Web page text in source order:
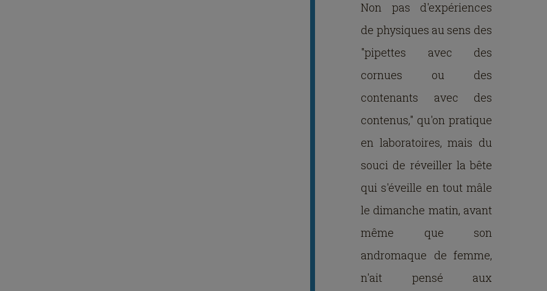
Non pas d'expériences
de physiques au sens des
"pipettes avec des
cornues ou des
contenants avec des
contenus," qu'on pratique
en laboratoires, mais du
souci de réveiller la bête
qui s'éveille en tout mâle
le dimanche matin, avant
même que son
andromaque de femme,
n'ait pensé aux